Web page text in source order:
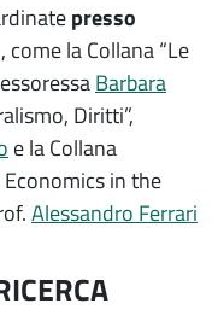
presso
, come la Collana “Le
Barbara
Diritti”,
e la Collana
in the
Alessandro Ferrari